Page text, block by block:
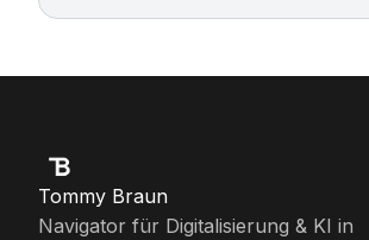
Tommy Braun
Navigator für Digitalisierung & KI in